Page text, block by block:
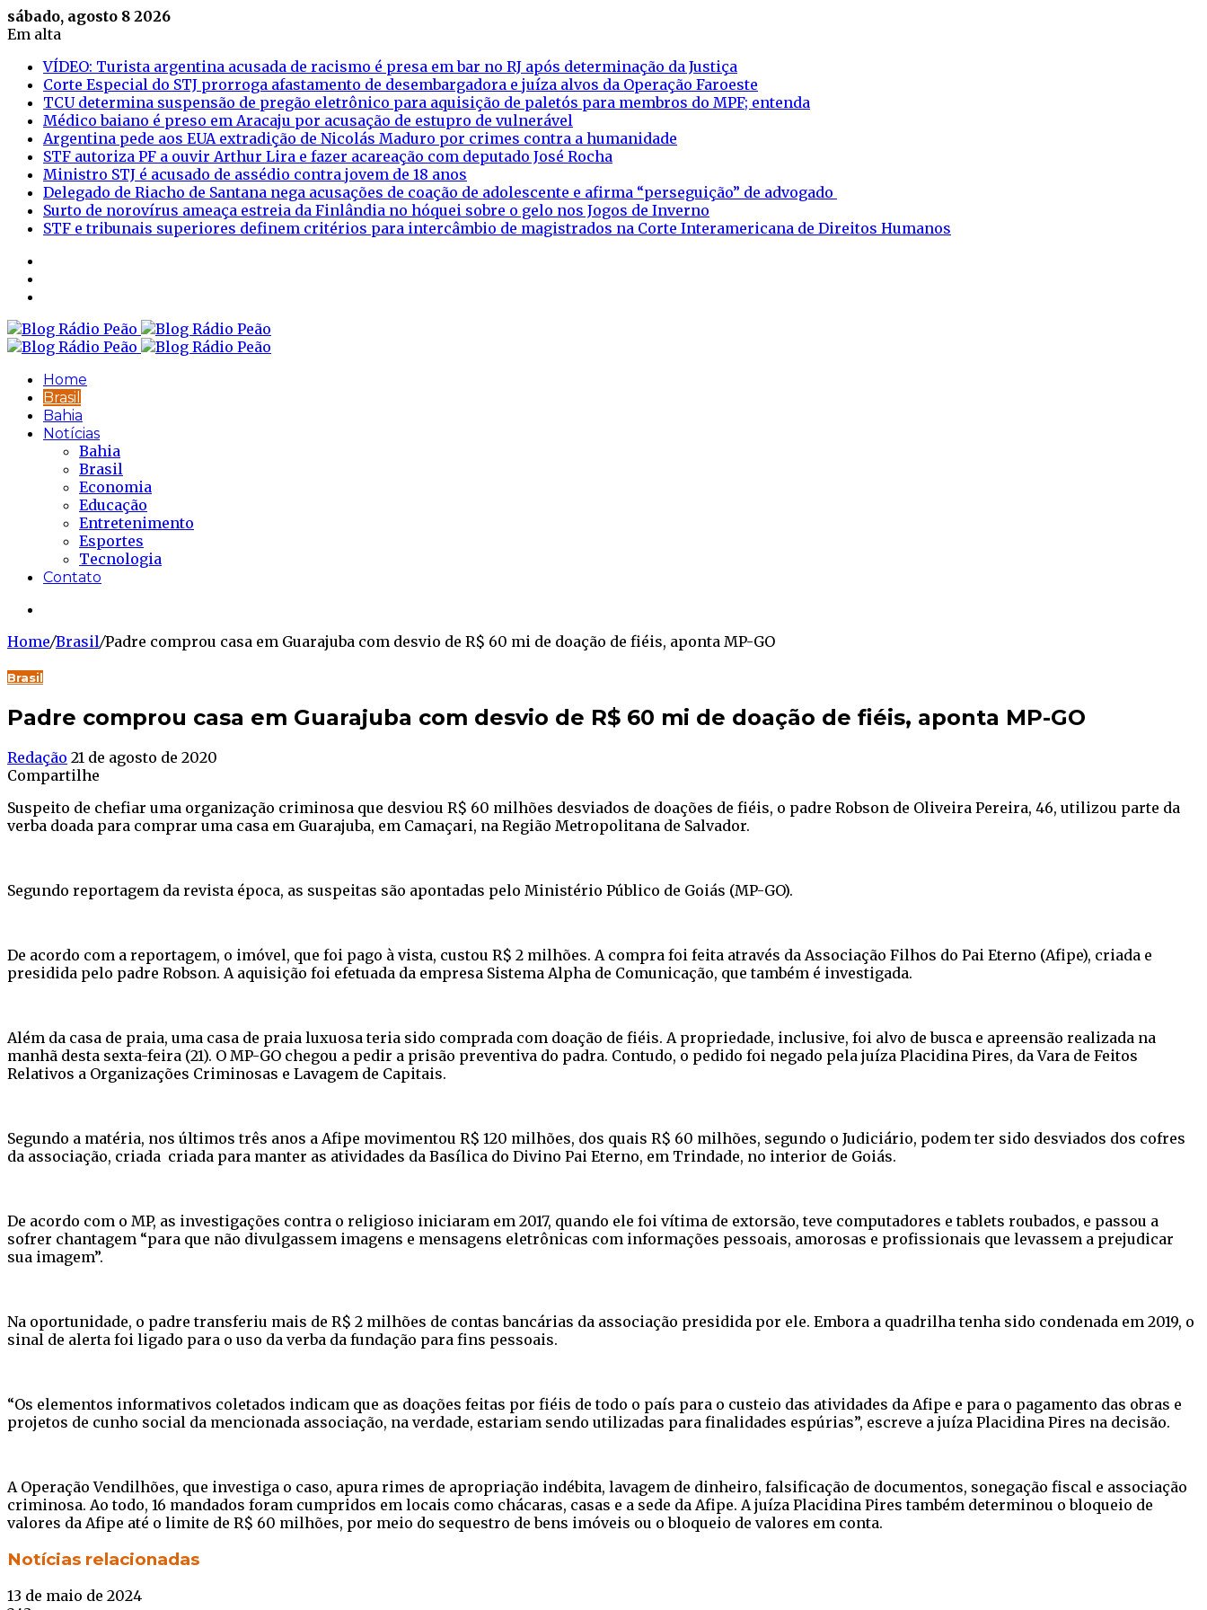
sábado, agosto 8 2026
Em alta
VÍDEO: Turista argentina acusada de racismo é presa em bar no RJ após determinação da Justiça
Corte Especial do STJ prorroga afastamento de desembargadora e juíza alvos da Operação Faroeste
TCU determina suspensão de pregão eletrônico para aquisição de paletós para membros do MPF; entenda
Médico baiano é preso em Aracaju por acusação de estupro de vulnerável
Argentina pede aos EUA extradição de Nicolás Maduro por crimes contra a humanidade
STF autoriza PF a ouvir Arthur Lira e fazer acareação com deputado José Rocha
Ministro STJ é acusado de assédio contra jovem de 18 anos
Delegado de Riacho de Santana nega acusações de coação de adolescente e afirma “perseguição” de advogado
Surto de norovírus ameaça estreia da Finlândia no hóquei sobre o gelo nos Jogos de Inverno
STF e tribunais superiores definem critérios para intercâmbio de magistrados na Corte Interamericana de Direitos Humanos
Home
Brasil
Bahia
Notícias
Bahia
Brasil
Economia
Educação
Entretenimento
Esportes
Tecnologia
Contato
Home/Brasil/Padre comprou casa em Guarajuba com desvio de R$ 60 mi de doação de fiéis, aponta MP-GO
Brasil
Padre comprou casa em Guarajuba com desvio de R$ 60 mi de doação de fiéis, aponta MP-GO
Redação 21 de agosto de 2020
Compartilhe
Suspeito de chefiar uma organização criminosa que desviou R$ 60 milhões desviados de doações de fiéis, o padre Robson de Oliveira Pereira, 46, utilizou parte da
verba doada para comprar uma casa em Guarajuba, em Camaçari, na Região Metropolitana de Salvador.
Segundo reportagem da revista época, as suspeitas são apontadas pelo Ministério Público de Goiás (MP-GO).
De acordo com a reportagem, o imóvel, que foi pago à vista, custou R$ 2 milhões. A compra foi feita através da Associação Filhos do Pai Eterno (Afipe), criada e
presidida pelo padre Robson. A aquisição foi efetuada da empresa Sistema Alpha de Comunicação, que também é investigada.
Além da casa de praia, uma casa de praia luxuosa teria sido comprada com doação de fiéis. A propriedade, inclusive, foi alvo de busca e apreensão realizada na
manhã desta sexta-feira (21). O MP-GO chegou a pedir a prisão preventiva do padra. Contudo, o pedido foi negado pela juíza Placidina Pires, da Vara de Feitos
Relativos a Organizações Criminosas e Lavagem de Capitais.
Segundo a matéria, nos últimos três anos a Afipe movimentou R$ 120 milhões, dos quais R$ 60 milhões, segundo o Judiciário, podem ter sido desviados dos cofres
da associação, criada criada para manter as atividades da Basílica do Divino Pai Eterno, em Trindade, no interior de Goiás.
De acordo com o MP, as investigações contra o religioso iniciaram em 2017, quando ele foi vítima de extorsão, teve computadores e tablets roubados, e passou a
sofrer chantagem “para que não divulgassem imagens e mensagens eletrônicas com informações pessoais, amorosas e profissionais que levassem a prejudicar
sua imagem”.
Na oportunidade, o padre transferiu mais de R$ 2 milhões de contas bancárias da associação presidida por ele. Embora a quadrilha tenha sido condenada em 2019, o
sinal de alerta foi ligado para o uso da verba da fundação para fins pessoais.
“Os elementos informativos coletados indicam que as doações feitas por fiéis de todo o país para o custeio das atividades da Afipe e para o pagamento das obras e
projetos de cunho social da mencionada associação, na verdade, estariam sendo utilizadas para finalidades espúrias”, escreve a juíza Placidina Pires na decisão.
A Operação Vendilhões, que investiga o caso, apura rimes de apropriação indébita, lavagem de dinheiro, falsificação de documentos, sonegação fiscal e associação
criminosa. Ao todo, 16 mandados foram cumpridos em locais como chácaras, casas e a sede da Afipe. A juíza Placidina Pires também determinou o bloqueio de
valores da Afipe até o limite de R$ 60 milhões, por meio do sequestro de bens imóveis ou o bloqueio de valores em conta.
Facebook
Twitter
WhatsApp
Telegram
Notícias relacionadas
13 de maio de 2024